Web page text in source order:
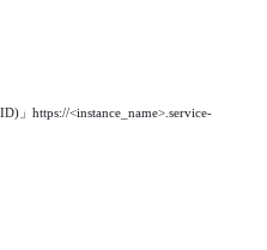
」https://<instance_name>.service-